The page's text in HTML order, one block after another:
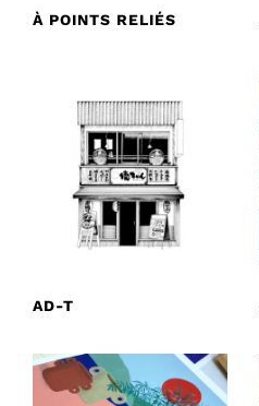
À POINTS RELIÉS
AD-T